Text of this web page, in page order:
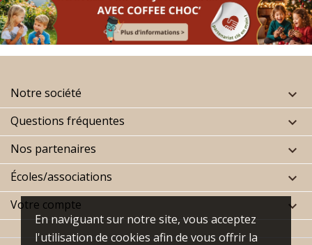
En naviguant sur notre site, vous acceptez
l'utilisation de cookies afin de vous offrir la
Notre société 
Questions fréquentes 
Nos partenaires 
Écoles/associations 
Votre compte 